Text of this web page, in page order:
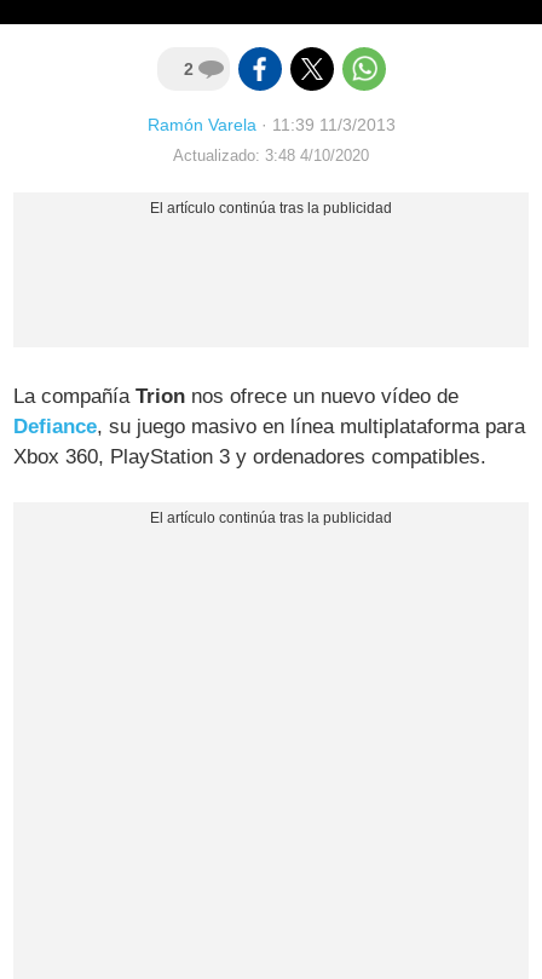
2
Ramón Varela· 11:39 11/3/2013
Actualizado: 3:48 4/10/2020
La compañíaTrion nos ofrece un nuevo vídeo de
Defiance, su juego masivo en línea multiplataforma para
Xbox 360, PlayStation 3 y ordenadores compatibles.